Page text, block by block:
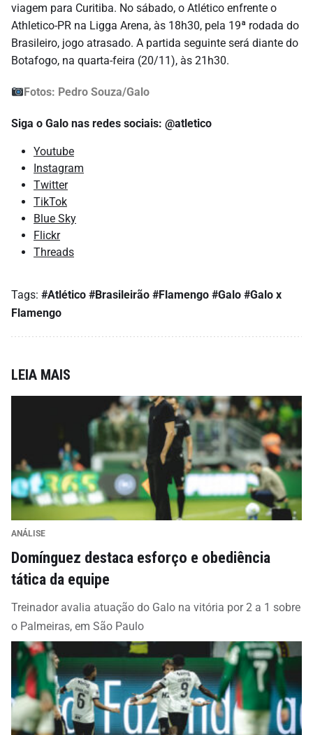
viagem para Curitiba. No sábado, o Atlético enfrente o
Athletico-PR na Ligga Arena, às 18h30, pela 19ª rodada do
Brasileiro, jogo atrasado. A partida seguinte será diante do
Botafogo, na quarta-feira (20/11), às 21h30.
Fotos: Pedro Souza/Galo
Siga o Galo nas redes sociais: @atletico
Youtube
Instagram
Twitter
TikTok
Blue Sky
Flickr
Threads
Tags: #Atlético #Brasileirão #Flamengo #Galo #Galo x
Flamengo
LEIA MAIS
ANÁLISE
Domínguez destaca esforço e obediência
tática da equipe
Treinador avalia atuação do Galo na vitória por 2 a 1 sobre
o Palmeiras, em São Paulo